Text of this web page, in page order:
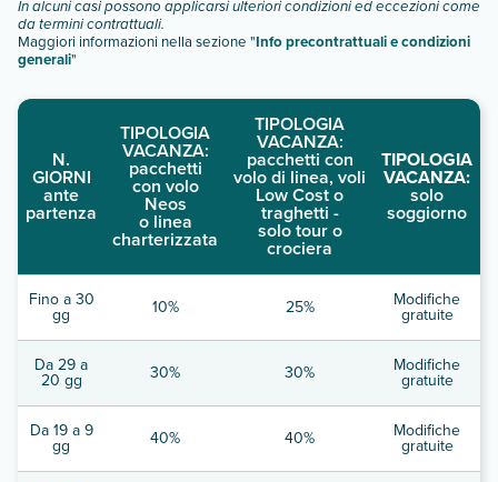
In alcuni casi possono applicarsi ulteriori condizioni ed eccezioni come
da termini contrattuali.
Maggiori informazioni nella sezione "Info precontrattuali e condizioni
generali"
N.
GIORNI
ante
partenza
TIPOLOGIA
VACANZA:
pacchetti
con volo
Neos
o linea
charterizzata
TIPOLOGIA
VACANZA:
pacchetti con
volo di linea, voli
Low Cost o
traghetti -
solo tour o
crociera
TIPOLOGIA
VACANZA:
solo
soggiorno
Fino a 30
gg 10% 25% Modifiche
gratuite
Da 29 a
20 gg 30% 30% Modifiche
gratuite
Da 19 a 9
gg 40% 40% Modifiche
gratuite